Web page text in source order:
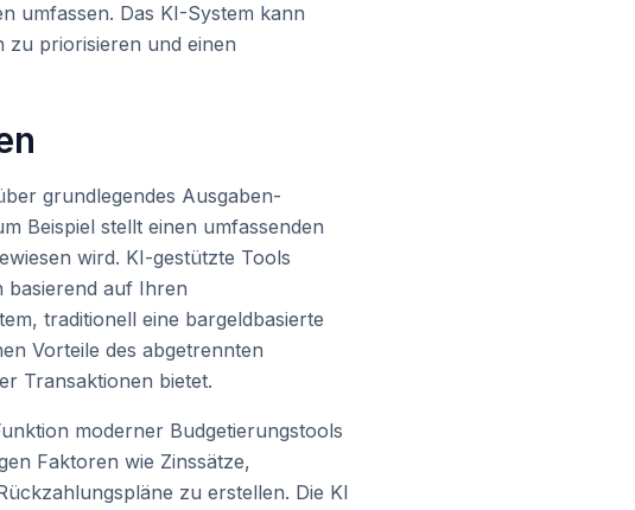
umfassen. Das KI-System kann
zu priorisieren und einen
grundlegendes Ausgaben-
Beispiel stellt einen umfassenden
wird. KI-gestützte Tools
basierend auf Ihren
traditionell eine bargeldbasierte
Vorteile des abgetrennten
Transaktionen bietet.
moderner Budgetierungstools
Faktoren wie Zinssätze,
zu erstellen. Die KI